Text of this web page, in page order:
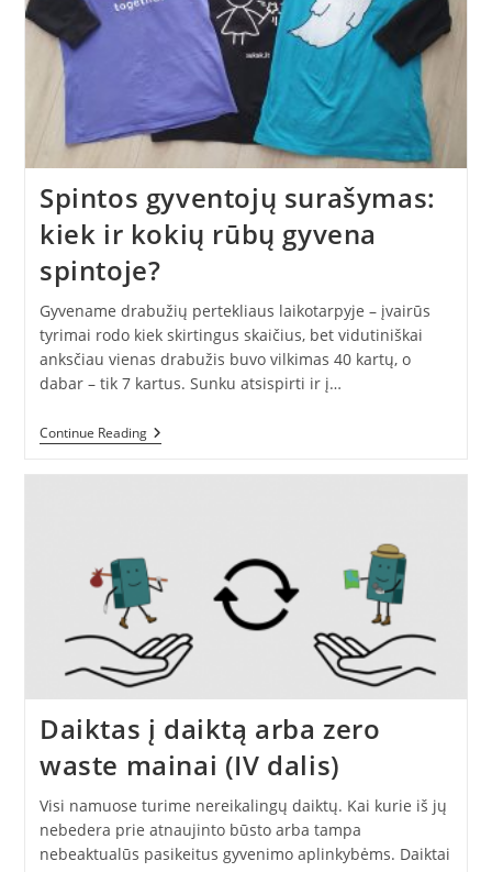
Spintos gyventojų surašymas:
kiek ir kokių rūbų gyvena
spintoje?
Gyvename drabužių pertekliaus laikotarpyje – įvairūs
tyrimai rodo kiek skirtingus skaičius, bet vidutiniškai
anksčiau vienas drabužis buvo vilkimas 40 kartų, o
dabar – tik 7 kartus. Sunku atsispirti ir į…
Continue ReadingSpintos
Gyventojų
Gyvena
Spintoje?
Daiktas į daiktą arba zero
waste mainai (IV dalis)
Visi namuose turime nereikalingų daiktų. Kai kurie iš jų
nebedera prie atnaujinto būsto arba tampa
nebeaktualūs pasikeitus gyvenimo aplinkybėms. Daiktai